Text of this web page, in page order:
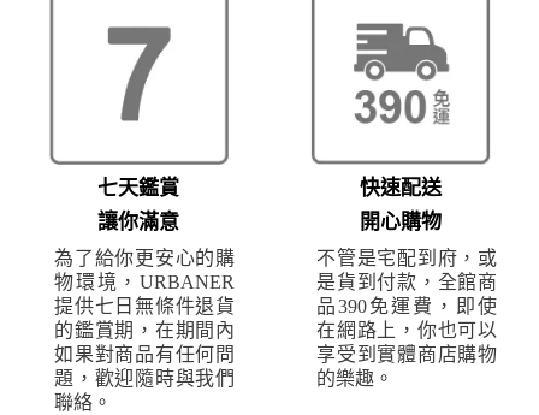
七天鑑賞
讓你滿意
為了給你更安心的購
物環境，URBANER
提供七日無條件退貨
的鑑賞期，在期間內
如果對商品有任何問
題，歡迎隨時與我們
聯絡。
快速配送
開心購物
不管是宅配到府，或
是貨到付款，全館商
品390免運費，即使
在網路上，你也可以
享受到實體商店購物
的樂趣。